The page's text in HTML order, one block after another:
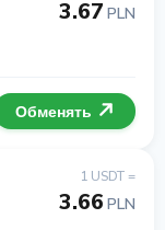
3.67 PLN
Обменять
1 USDT =
3.66 PLN